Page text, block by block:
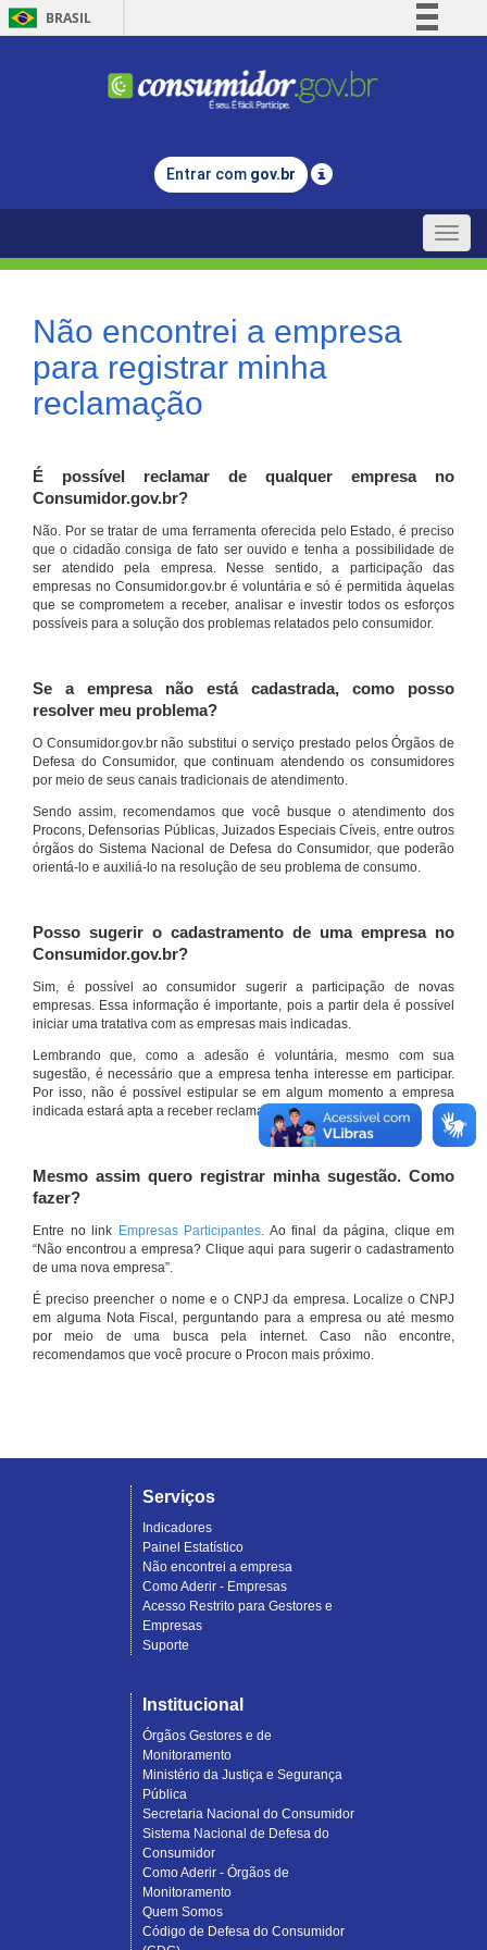
BRASIL
Comunica BR
Legislação
Entrar com gov.br
Toggle
Não encontrei a empresa
para registrar minha
reclamação
É possível reclamar de qualquer empresa no
Consumidor.gov.br?
Não. Por se tratar de uma ferramenta oferecida pelo Estado, é preciso
que o cidadão consiga de fato ser ouvido e tenha a possibilidade de
ser atendido pela empresa. Nesse sentido, a participação das
empresas no Consumidor.gov.br é voluntária e só é permitida àquelas
que se comprometem a receber, analisar e investir todos os esforços
possíveis para a solução dos problemas relatados pelo consumidor.
Se a empresa não está cadastrada, como posso
resolver meu problema?
O Consumidor.gov.br não substitui o serviço prestado pelos Órgãos de
Defesa do Consumidor, que continuam atendendo os consumidores
por meio de seus canais tradicionais de atendimento.
Sendo assim, recomendamos que você busque o atendimento dos
Procons, Defensorias Públicas, Juizados Especiais Cíveis, entre outros
órgãos do Sistema Nacional de Defesa do Consumidor, que poderão
orientá-lo e auxiliá-lo na resolução de seu problema de consumo.
Posso sugerir o cadastramento de uma empresa no
Consumidor.gov.br?
Sim, é possível ao consumidor sugerir a participação de novas
empresas. Essa informação é importante, pois a partir dela é possível
iniciar uma tratativa com as empresas mais indicadas.
Lembrando que, como a adesão é voluntária, mesmo com sua
sugestão, é necessário que a empresa tenha interesse em participar.
Por isso, não é possível estipular se em algum momento a empresa
indicada estará apta a receber reclamações por meio do site.
Mesmo assim quero registrar minha sugestão. Como
fazer?
Entre no link Empresas Participantes. Ao final da página, clique em
“Não encontrou a empresa? Clique aqui para sugerir o cadastramento
de uma nova empresa”.
É preciso preencher o nome e o CNPJ da empresa. Localize o CNPJ
em alguma Nota Fiscal, perguntando para a empresa ou até mesmo
por meio de uma busca pela internet. Caso não encontre,
recomendamos que você procure o Procon mais próximo.
Serviços
Indicadores
Painel Estatístico
Não encontrei a empresa
Como Aderir - Empresas
Acesso Restrito para Gestores e
Empresas
Suporte
Institucional
Órgãos Gestores e de
Monitoramento
Ministério da Justiça e Segurança
Pública
Secretaria Nacional do Consumidor
Sistema Nacional de Defesa do
Consumidor
Como Aderir - Órgãos de
Monitoramento
Quem Somos
Código de Defesa do Consumidor